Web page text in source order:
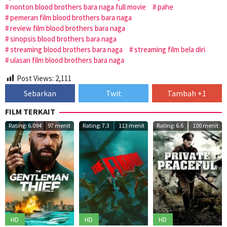
nonton blood brothers bara naga full movie
pahe
pemeran film blood brothers bara naga
review film blood brothers bara naga
sinopsis blood brothers bara naga
streaming blood brothers bara naga
streaming film bela diri
ulasan film blood brothers bara naga
Post Views: 2,111
Sebarkan Twit
Tambah +1
FILM TERKAIT
Rating: 6.094 97 menit
HD
Rating: 7.3 113 menit
HD
Rating: 6.6 100 menit
HD